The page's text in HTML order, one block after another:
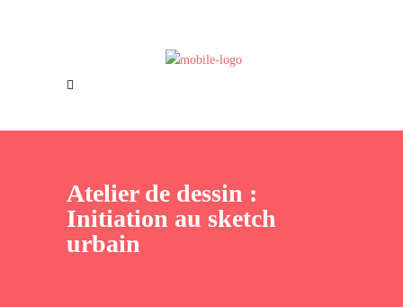
Offres d’emploi
Atelier de dessin :
Initiation au sketch
urbain